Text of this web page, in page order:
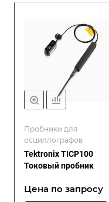
Пробники для
осциллографов
Tektronix TICP100
Токовый пробник
Цена по запросу